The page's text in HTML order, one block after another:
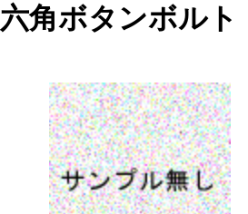
六角ボタンボルト